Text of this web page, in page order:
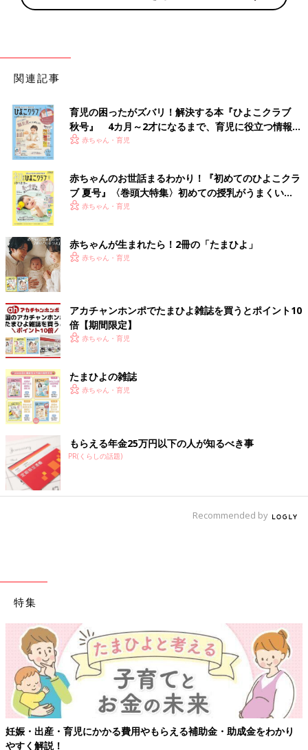
関連記事
育児の困ったがズバリ！解決する本『ひよこクラブ
秋号』 4カ月～2才になるまで、育児に役立つ情報が
いっぱい！
赤ちゃん・育児
赤ちゃんのお世話まるわかり！『初めてのひよこクラ
ブ 夏号』〈巻頭大特集〉初めての授乳がうまくい
く！ おっぱい・ミルクの基本と夏のトラブル 解決テ
赤ちゃん・育児
赤ちゃんが生まれたら！2冊の「たまひよ」
赤ちゃん・育児
アカチャンホンポでたまひよ雑誌を買うとポイント10
倍【期間限定】
赤ちゃん・育児
たまひよの雑誌
赤ちゃん・育児
もらえる年金25万円以下の人が知るべき事
PR(くらしの話題)
Recommended by
特集
【ワクチン接種できるものも】妊婦の感染症対策、知っておいて！